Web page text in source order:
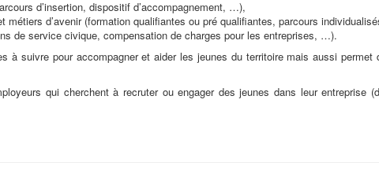
d’insertion, dispositif d’accompagnement, …),
d’avenir (formation qualifiantes ou pré qualifiantes, parcours
de service civique, compensation de charges pour les entreprises, …).
à suivre pour accompagner et aider les jeunes du territoire mais aussi
qui cherchent à recruter ou engager des jeunes dans leur entreprise